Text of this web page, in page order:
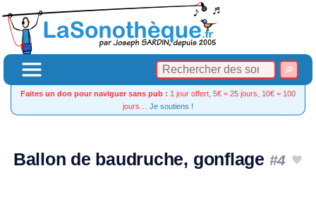
Faites un don pour naviguer sans pub : 1 jour offert, 5€ = 25 jours, 10€ = 100
jours… Je soutiens !
Ballon de baudruche, gonflage #4